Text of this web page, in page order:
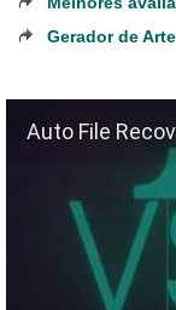
Gerador de
Auto File